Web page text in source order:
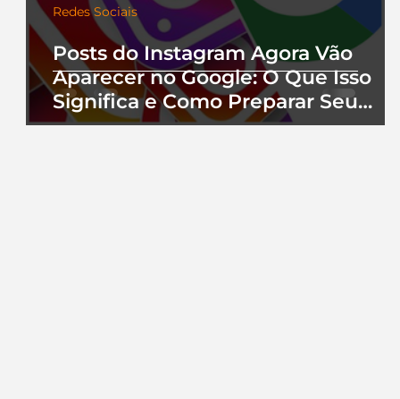
Posts do Instagram Agora Vão
Aparecer no Google: O Que Isso
Significa e Como Preparar Seu
Perfil
Redes Sociais